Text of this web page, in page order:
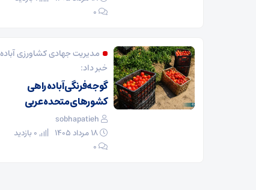
۰
مدیریت جهادی کشاورزی آباده
خبر داد:
گوجه‌فرنگی آباده راهی
کشورهای متحده عربی
sobhapatieh
۰